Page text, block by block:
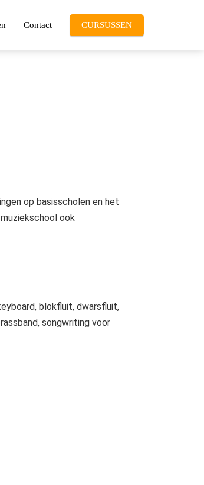
Contact CURSUSSEN
op basisscholen en het
ook
blokfluit, dwarsfluit,
songwriting voor